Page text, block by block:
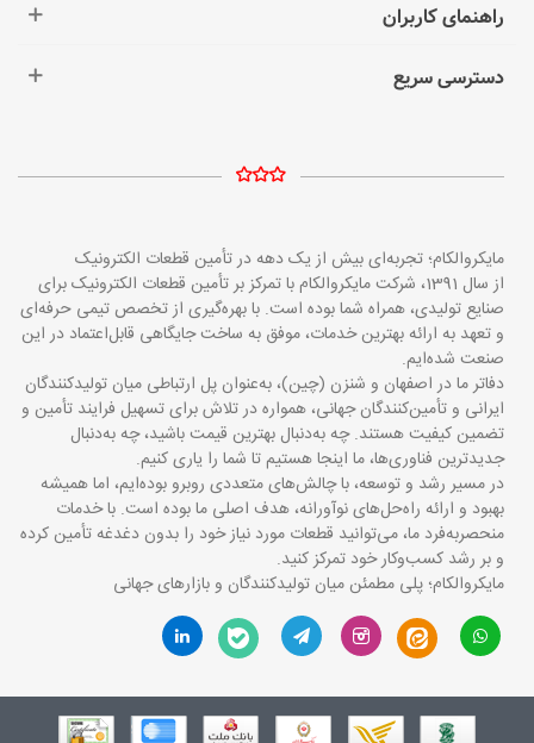
راهنمای کاربران
دسترسی سریع
مایکروالکام؛ تجربه‌ای بیش از یک دهه در تأمین قطعات الکترونیک
از سال 1391، شرکت مایکروالکام با تمرکز بر تأمین قطعات الکترونیک برای
صنایع تولیدی، همراه شما بوده است. با بهره‌گیری از تخصص تیمی حرفه‌ای
و تعهد به ارائه بهترین خدمات، موفق به ساخت جایگاهی قابل‌اعتماد در این
صنعت شده‌ایم.
دفاتر ما در اصفهان و شنزن (چین)، به‌عنوان پل ارتباطی میان تولیدکنندگان
ایرانی و تأمین‌کنندگان جهانی، همواره در تلاش برای تسهیل فرایند تأمین و
تضمین کیفیت هستند. چه به‌دنبال بهترین قیمت باشید، چه به‌دنبال
جدیدترین فناوری‌ها، ما اینجا هستیم تا شما را یاری کنیم.
در مسیر رشد و توسعه، با چالش‌های متعددی روبرو بوده‌ایم، اما همیشه
بهبود و ارائه راه‌حل‌های نوآورانه، هدف اصلی ما بوده است. با خدمات
منحصربه‌فرد ما، می‌توانید قطعات مورد نیاز خود را بدون دغدغه تأمین کرده
و بر رشد کسب‌وکار خود تمرکز کنید.
مایکروالکام؛ پلی مطمئن میان تولیدکنندگان و بازارهای جهانی